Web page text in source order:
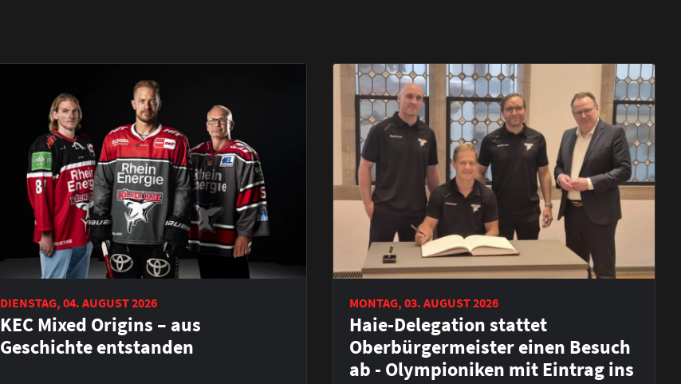
DIENSTAG, 04. AUGUST 2026
KEC Mixed Origins – aus
Geschichte entstanden
MONTAG, 03. AUGUST 2026
Haie-Delegation stattet
Oberbürgermeister einen Besuch
ab - Olympioniken mit Eintrag ins